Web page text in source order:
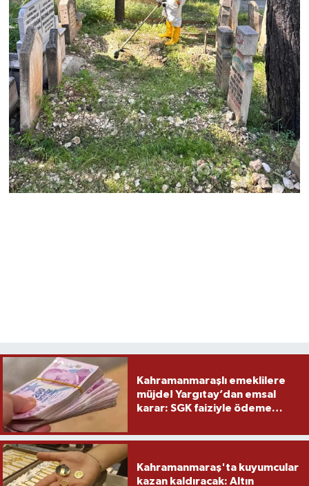
Kahramanmaraşlı emeklilere
müjde! Yargıtay’dan emsal
karar: SGK faiziyle ödeme
Kahramanmaraş'ta kuyumcular
kazan kaldıracak: Altın